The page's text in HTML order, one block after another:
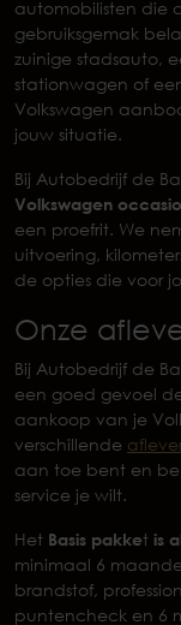
automobilisten die
gebruiksgemak
zuinige stadsauto,
stationwagen of
Volkswagen
jouw situatie.
Bij Autobedrijf de
Volkswagen
een proefrit. We
uitvoering,
de opties die voor
Onze
Bij Autobedrijf de
een goed gevoel
aankoop van je
verschillende
aan toe bent en
service je wilt.
Het Basis pakket is
minimaal 6
brandstof,
puntencheck en 6